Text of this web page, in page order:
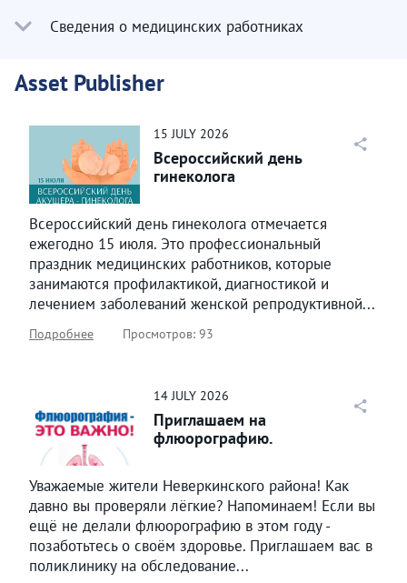
Сведения о медицинских работниках
Asset Publisher
15 JULY 2026
Всероссийский день
гинеколога
Всероссийский день гинеколога отмечается
ежегодно 15 июля. Это профессиональный
праздник медицинских работников, которые
занимаются профилактикой, диагностикой и
лечением заболеваний женской репродуктивной...
Подробнее Просмотров: 93
14 JULY 2026
Приглашаем на
флюорографию.
Уважаемые жители Неверкинского района! Как
давно вы проверяли лёгкие? Напоминаем! Если вы
ещё не делали флюорографию в этом году -
позаботьтесь о своём здоровье. Приглашаем вас в
поликлинику на обследование...